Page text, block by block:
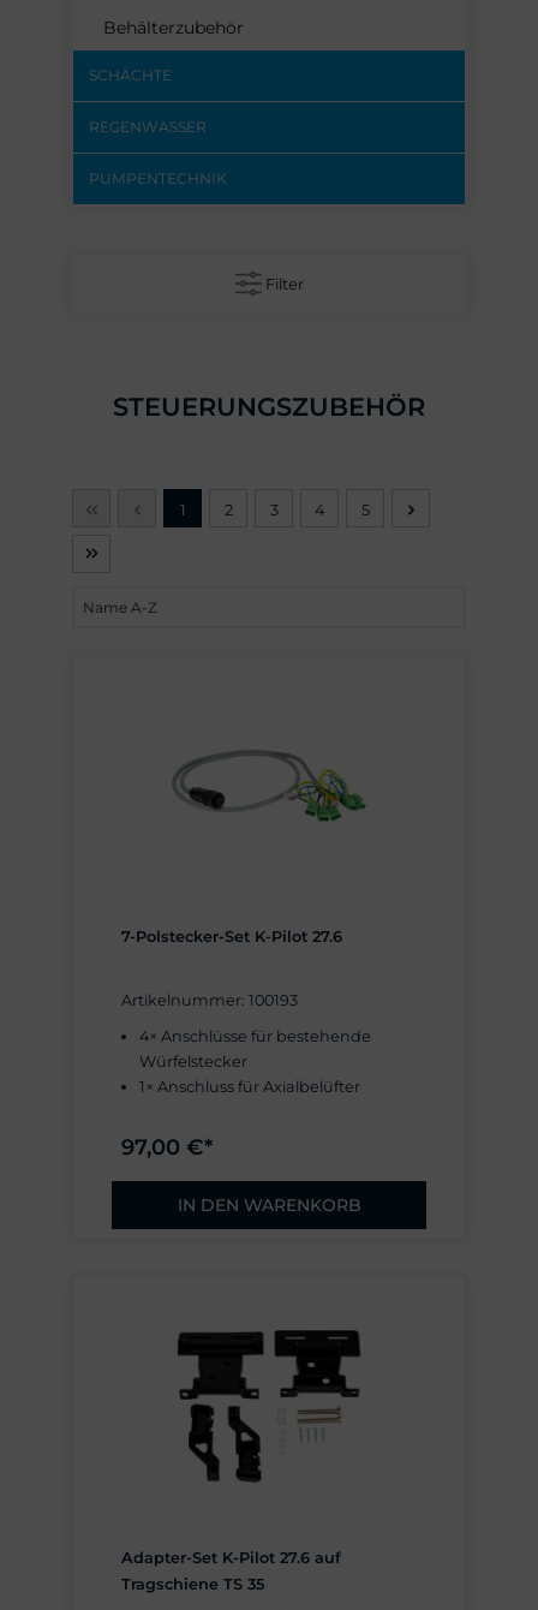
Behälterzubehör
SCHÄCHTE
REGENWASSER
PUMPENTECHNIK
Filter
STEUERUNGSZUBEHÖR
1 2 3 4 5
7-Polstecker-Set K-Pilot 27.6
Artikelnummer: 100193
4× Anschlüsse für bestehende
Würfelstecker
1× Anschluss für Axialbelüfter
97,00 €*
IN DEN WARENKORB
Adapter-Set K-Pilot 27.6 auf
Tragschiene TS 35